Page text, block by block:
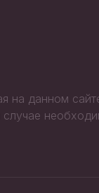
на данном
случае